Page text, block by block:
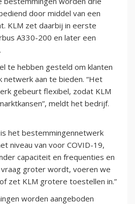
door middel van een
KLM zet daarbij in eerste
A330-200 en later een
te hebben gesteld om klanten
aan te bieden. “Het
gebeurt flexibel, zodat KLM
meldt het bedrijf.
het bestemmingennetwerk
niveau van voor COVID-19,
capaciteit en frequenties en
groter wordt, voeren we
zet KLM grotere toestellen in.”
worden aangeboden